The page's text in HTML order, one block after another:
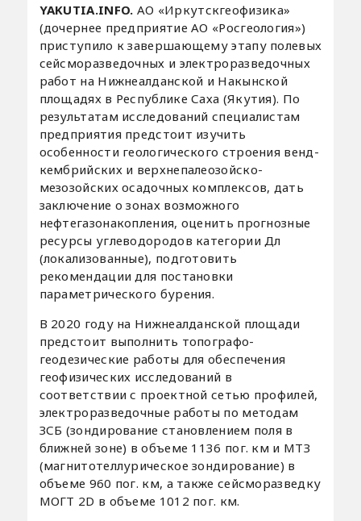
YAKUTIA.INFO. АО «Иркутскгеофизика»
(дочернее предприятие АО «Росгеология»)
приступило к завершающему этапу полевых
сейсморазведочных и электроразведочных
работ на Нижнеалданской и Накынской
площадях в Республике Саха (Якутия). По
результатам исследований специалистам
предприятия предстоит изучить
особенности геологического строения венд-
кембрийских и верхнепалеозойско-
мезозойских осадочных комплексов, дать
заключение о зонах возможного
нефтегазонакопления, оценить прогнозные
ресурсы углеводородов категории Дл
(локализованные), подготовить
рекомендации для постановки
параметрического бурения.
В 2020 году на Нижнеалданской площади
предстоит выполнить топографо-
геодезические работы для обеспечения
геофизических исследований в
соответствии с проектной сетью профилей,
электроразведочные работы по методам
ЗСБ (зондирование становлением поля в
ближней зоне) в объеме 1136 пог. км и МТЗ
(магнитотеллурическое зондирование) в
объеме 960 пог. км, а также сейсморазведку
МОГТ 2D в объеме 1012 пог. км.